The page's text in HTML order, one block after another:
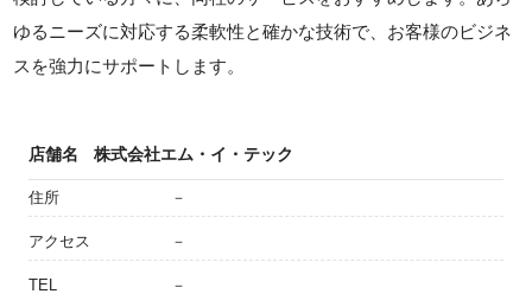
ゆるニーズに対応する柔軟性と確かな技術で、お客様のビジネ
スを強力にサポートします。
店舗名 株式会社エム・イ・テック
住所 －
アクセス －
TEL －